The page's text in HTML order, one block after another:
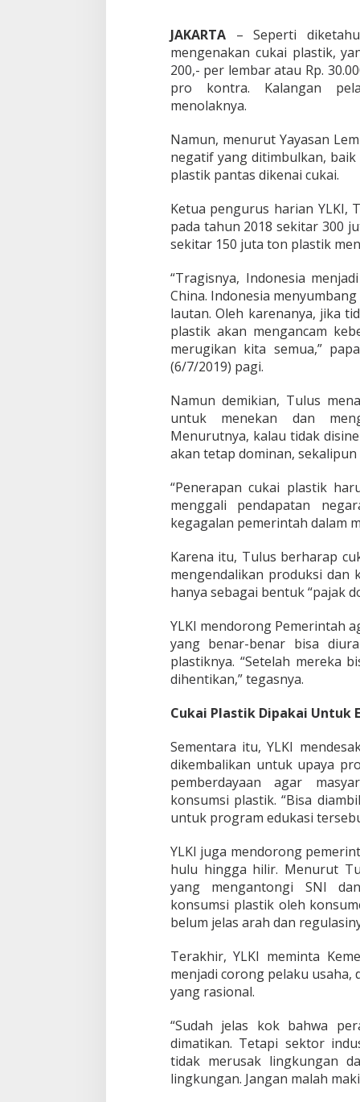
a
M
e
n
u
p
i
K
e
a
g
a
l
n
P
e
m
e
r
S
o
l
T
a
r
e
t
P
a
a
k
!
JAKARTA– Seperti
mengenakan cukai plastik,
200,- per lembar atau Rp.
pro kontra. Kalangan
menolaknya.
Namun, menurut Yayasan
negatif yang ditimbulkan,
plastik pantas dikenai cukai.
Ketua pengurus harian YLKI,
pada tahun 2018 sekitar 300
sekitar 150 juta ton plastik
“Tragisnya, Indonesia
China. Indonesia
lautan. Oleh karenanya, jika
plastik akan mengancam
merugikan kita semua,”
(6/7/2019) pagi.
Namun demikian, Tulus
untuk menekan dan
Menurutnya, kalau tidak
akan tetap dominan,
“Penerapan cukai plastik
menggali pendapatan
kegagalan pemerintah dalam
Karena itu, Tulus berharap
mengendalikan produksi dan
hanya sebagai bentuk “pajak
YLKI mendorong Pemerintah
yang benar-benar bisa
plastiknya. “Setelah mereka
dihentikan,” tegasnya.
Cukai Plastik Dipakai Untuk
Sementara itu, YLKI
dikembalikan untuk upaya
pemberdayaan agar
konsumsi plastik. “Bisa
untuk program edukasi
YLKI juga mendorong
hulu hingga hilir. Menurut
yang mengantongi SNI
konsumsi plastik oleh
belum jelas arah dan
Terakhir, YLKI meminta
menjadi corong pelaku usaha,
yang rasional.
“Sudah jelas kok bahwa
dimatikan. Tetapi sektor
tidak merusak lingkungan
lingkungan. Jangan malah